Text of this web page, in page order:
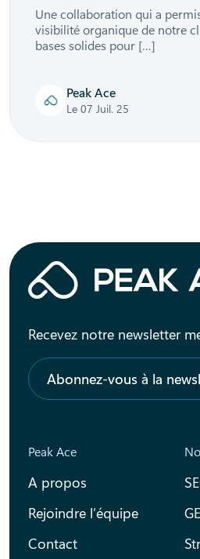
Une collaboration qui a
visibilité organique de notre
bases solides pour […]
Peak Ace
Le 07 Juil. 25
Recevez notre newsletter
Abonnez-vous à la
Peak Ace
A propos
Rejoindre l’équipe
Contact